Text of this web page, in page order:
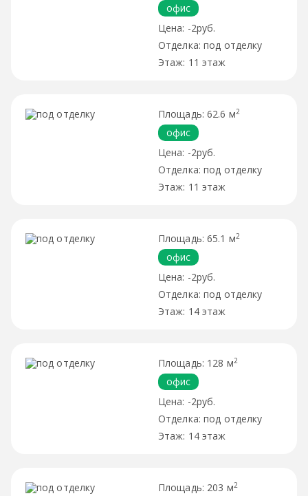
офис
-2руб.
под отделку
11 этаж
62.6 м2
офис
-2руб.
под отделку
11 этаж
65.1 м2
офис
-2руб.
под отделку
14 этаж
128 м2
офис
-2руб.
под отделку
14 этаж
203 м2